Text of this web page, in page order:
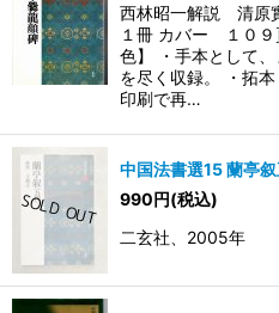
西林昭一解説 清原
１冊 カバー １０
色】 ・手本として
を尽く収録。 ・拓
印刷で再…
中国法書選15 蘭亭
990円(税込)
二玄社、2005年